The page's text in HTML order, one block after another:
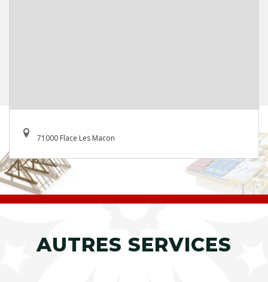
71000 Flace Les Macon
AUTRES SERVICES